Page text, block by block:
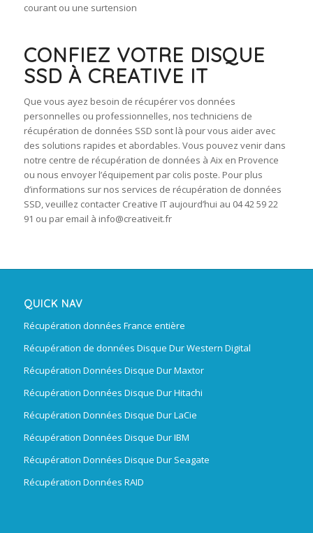
courant ou une surtension
CONFIEZ VOTRE DISQUE
SSD À CREATIVE IT
Que vous ayez besoin de récupérer vos données
personnelles ou professionnelles, nos techniciens de
récupération de données SSD sont là pour vous aider avec
des solutions rapides et abordables. Vous pouvez venir dans
notre centre de récupération de données à Aix en Provence
ou nous envoyer l’équipement par colis poste. Pour plus
d’informations sur nos services de récupération de données
SSD, veuillez contacter Creative IT aujourd’hui au 04 42 59 22
91 ou par email à info@creativeit.fr
QUICK NAV
Récupération données France entière
Récupération de données Disque Dur Western Digital
Récupération Données Disque Dur Maxtor
Récupération Données Disque Dur Hitachi
Récupération Données Disque Dur LaCie
Récupération Données Disque Dur IBM
Récupération Données Disque Dur Seagate
Récupération Données RAID